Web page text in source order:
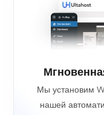
Мы установим
нашей